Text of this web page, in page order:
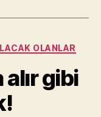
OLANLAR
gibi